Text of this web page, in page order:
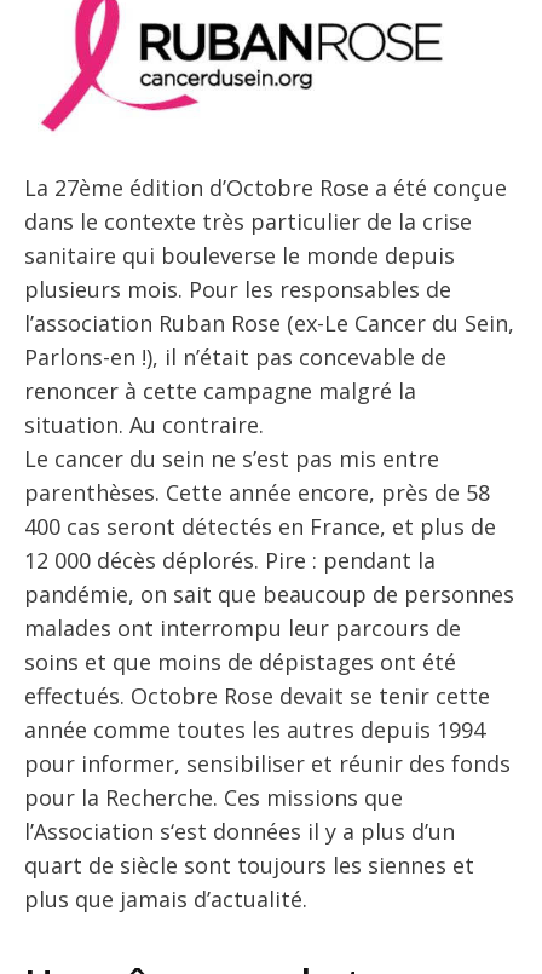
La 27ème édition d’Octobre Rose a été conçue
dans le contexte très particulier de la crise
sanitaire qui bouleverse le monde depuis
plusieurs mois. Pour les responsables de
l’association Ruban Rose (ex-Le Cancer du Sein,
Parlons-en !), il n’était pas concevable de
renoncer à cette campagne malgré la
situation. Au contraire.
Le cancer du sein ne s’est pas mis entre
parenthèses. Cette année encore, près de 58
400 cas seront détectés en France, et plus de
12 000 décès déplorés. Pire : pendant la
pandémie, on sait que beaucoup de personnes
malades ont interrompu leur parcours de
soins et que moins de dépistages ont été
effectués. Octobre Rose devait se tenir cette
année comme toutes les autres depuis 1994
pour informer, sensibiliser et réunir des fonds
pour la Recherche. Ces missions que
l’Association s‘est données il y a plus d’un
quart de siècle sont toujours les siennes et
plus que jamais d’actualité.